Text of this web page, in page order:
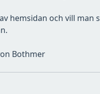
hemsidan och vill
Bothmer